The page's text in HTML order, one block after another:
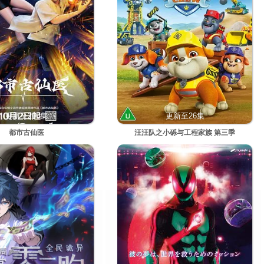
更新至200集
都市古仙医
更新至26集
汪汪队之小砾与工程家族 第三季